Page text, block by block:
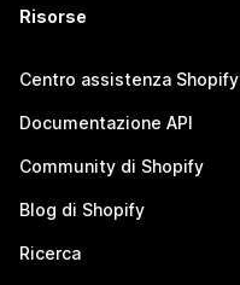
Risorse
Centro assistenza Shopify
Documentazione API
Community di Shopify
Blog di Shopify
Ricerca